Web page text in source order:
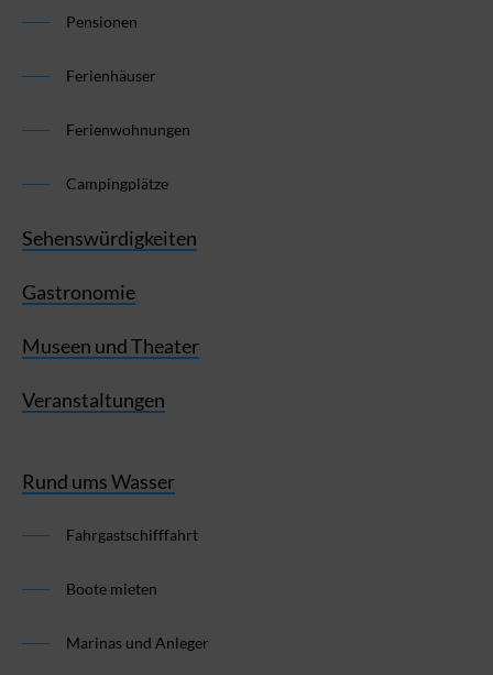
Pensionen
Ferienhäuser
Ferienwohnungen
Campingplätze
Sehenswürdigkeiten
Gastronomie
Museen und Theater
Veranstaltungen
Rund ums Wasser
Fahrgastschifffahrt
Boote mieten
Marinas und Anleger